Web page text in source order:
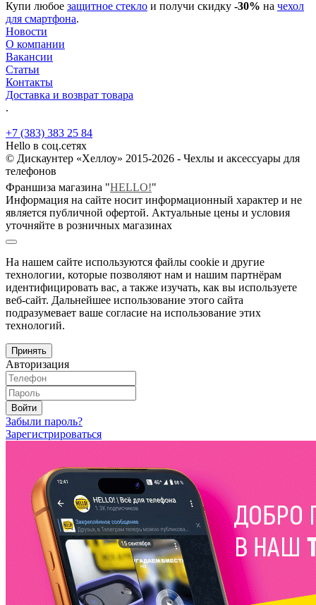
Купи любое защитное стекло и получи скидку -30% на чехол
для смартфона.
Новости
О компании
Вакансии
Статьи
Контакты
Доставка и возврат товара
.
+7 (383) 383 25 84
Hello в соц.сетях
© Дискаунтер «Хеллоу» 2015-2026 - Чехлы и аксессуары для
телефонов
Франшиза магазина "HELLO!"
Информация на сайте носит информационный характер и не
является публичной офертой. Актуальные цены и условия
уточняйте в розничных магазинах
На нашем сайте используются файлы cookie и другие
технологии, которые позволяют нам и нашим партнёрам
идентифицировать вас, а также изучать, как вы используете
веб-сайт. Дальнейшее использование этого сайта
подразумевает ваше согласие на использование этих
технологий.
Принять
Авторизация
Войти
Забыли пароль?
Зарегистрироваться